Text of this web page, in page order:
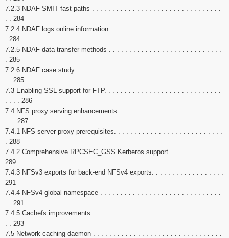
7.2.3 NDAF SMIT fast paths . . . . . . . . . . . . . . . . . . . . . . . . . . . . . . . .
. . 284
7.2.4 NDAF logs online information . . . . . . . . . . . . . . . . . . . . . . . . . . . .
. 284
7.2.5 NDAF data transfer methods . . . . . . . . . . . . . . . . . . . . . . . . . . . .
. 285
7.2.6 NDAF case study . . . . . . . . . . . . . . . . . . . . . . . . . . . . . . . . . . . .
. . 285
7.3 Enabling SSL support for FTP. . . . . . . . . . . . . . . . . . . . . . . . . . . . .
. . . . 286
7.4 NFS proxy serving enhancements . . . . . . . . . . . . . . . . . . . . . . . . . .
. . . 287
7.4.1 NFS server proxy prerequisites. . . . . . . . . . . . . . . . . . . . . . . . . . .
. 288
7.4.2 Comprehensive RPCSEC_GSS Kerberos support . . . . . . . . . . . . .
289
7.4.3 NFSv3 exports for back-end NFSv4 exports. . . . . . . . . . . . . . . . . .
291
7.4.4 NFSv4 global namespace . . . . . . . . . . . . . . . . . . . . . . . . . . . . . .
. . 291
7.4.5 Cachefs improvements . . . . . . . . . . . . . . . . . . . . . . . . . . . . . . . .
. . 293
7.5 Network caching daemon . . . . . . . . . . . . . . . . . . . . . . . . . . . . . . . .